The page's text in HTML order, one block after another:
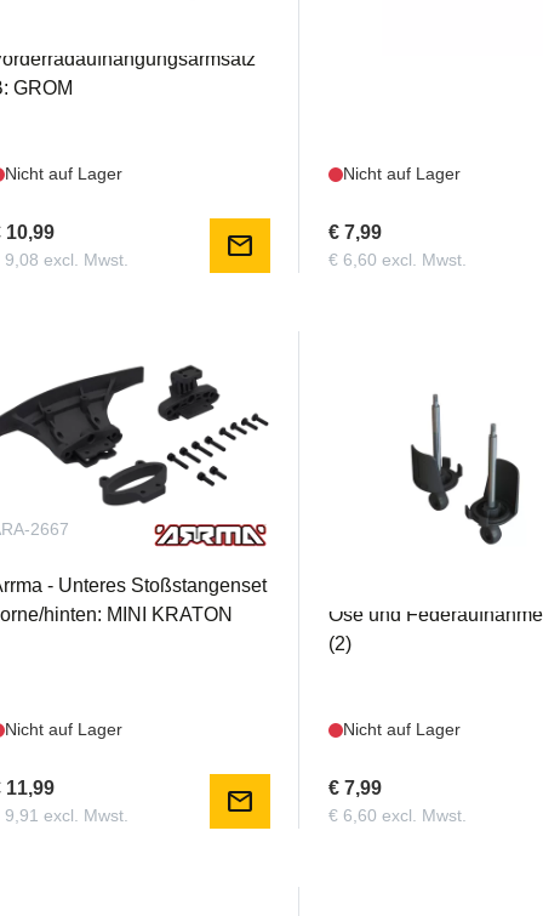
GROM
Nicht auf Lager
10,99
9,08 excl. Mwst. mail
Nicht auf Lager
€ 7,99
€ 6,60 excl. Mwst.
2667
- Unteres Stoßstangenset
hinten: MINI KRATON
Nicht auf Lager
11,99
9,91 excl. Mwst. mail
Öse und
(2)
Nicht auf Lager
€ 7,99
€ 6,60 excl. Mwst.